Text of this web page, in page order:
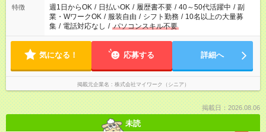
特徴 週1日からOK / 日払いOK / 履歴書不要 / 40～50代活躍中 / 副
業・WワークOK / 服装自由 / シフト勤務 / 10名以上の大量募
集 / 電話対応なし / パソコンスキル不要
気になる！ 応募する 詳細へ
掲載元企業名 株式会社マイワーク（シニア）
掲載日：2026.08.06
未読